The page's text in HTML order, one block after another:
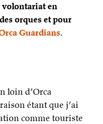
volontariat en
orques et pour
Guardians.
loin d’Orca
étant que j’ai
comme touriste